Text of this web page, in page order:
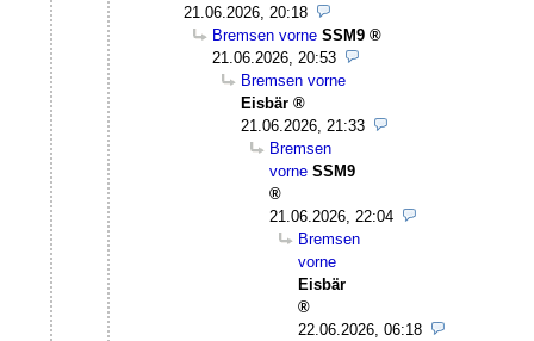
21.06.2026, 20:18
Bremsen vorne SSM9
21.06.2026, 20:53
Bremsen vorne
Eisbär
21.06.2026, 21:33
Bremsen
vorne SSM9
21.06.2026, 22:04
Bremsen
vorne
Eisbär
22.06.2026, 06:18